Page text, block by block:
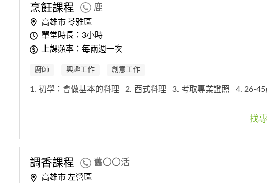
烹飪課程 鹿
高雄市 苓雅區
單堂時長：3小時
上課頻率：每兩週一次
廚師 興趣工作 創意工作
1. 初學：會做基本的料理 2. 西式料理 3. 考取專業證照 4. 26-45
找
調香課程 舊〇〇活
高雄市 左營區